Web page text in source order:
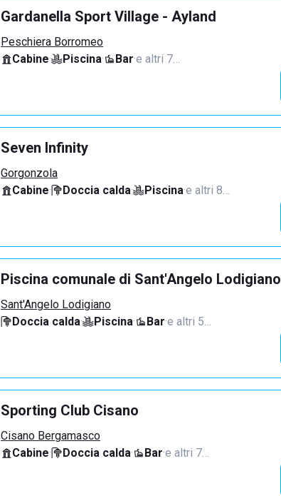
Gardanella Sport Village - Ayland
Peschiera Borromeo
Cabine· Piscina· Bar·e altri 7…
Seven Infinity
Gorgonzola
Cabine· Doccia calda· Piscina·e altri 8…
Piscina comunale di Sant'Angelo Lodigiano
Sant'Angelo Lodigiano
Doccia calda· Piscina· Bar·e altri 5…
Sporting Club Cisano
Cisano Bergamasco
Cabine· Doccia calda· Bar·e altri 7…